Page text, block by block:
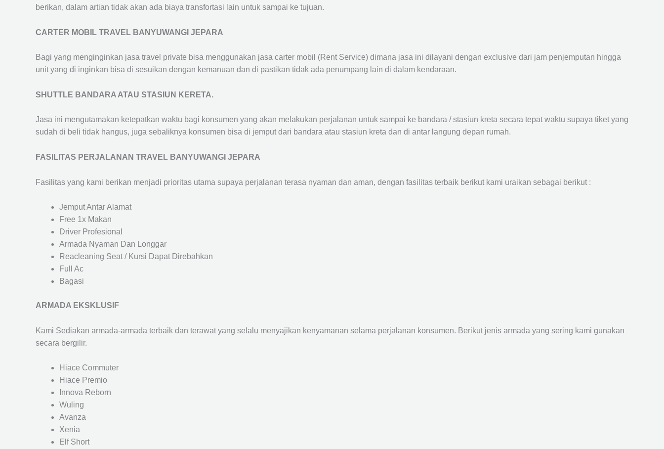
berikan, dalam artian tidak akan ada biaya transfortasi lain untuk sampai ke tujuan.
CARTER MOBIL TRAVEL BANYUWANGI JEPARA
Bagi yang menginginkan jasa travel private bisa menggunakan jasa carter mobil (Rent Service) dimana jasa ini dilayani dengan exclusive dari jam penjemputan hingga
unit yang di inginkan bisa di sesuikan dengan kemanuan dan di pastikan tidak ada penumpang lain di dalam kendaraan.
SHUTTLE BANDARA ATAU STASIUN KERETA.
Jasa ini mengutamakan ketepatkan waktu bagi konsumen yang akan melakukan perjalanan untuk sampai ke bandara / stasiun kreta secara tepat waktu supaya tiket yang
sudah di beli tidak hangus, juga sebaliknya konsumen bisa di jemput dari bandara atau stasiun kreta dan di antar langung depan rumah.
FASILITAS PERJALANAN TRAVEL BANYUWANGI JEPARA
Fasilitas yang kami berikan menjadi prioritas utama supaya perjalanan terasa nyaman dan aman, dengan fasilitas terbaik berikut kami uraikan sebagai berikut :
Jemput Antar Alamat
Free 1x Makan
Driver Profesional
Armada Nyaman Dan Longgar
Reacleaning Seat / Kursi Dapat Direbahkan
Full Ac
Bagasi
ARMADA EKSKLUSIF
Kami Sediakan armada-armada terbaik dan terawat yang selalu menyajikan kenyamanan selama perjalanan konsumen. Berikut jenis armada yang sering kami gunakan
secara bergilir.
Hiace Commuter
Hiace Premio
Innova Reborn
Wuling
Avanza
Xenia
Elf Short